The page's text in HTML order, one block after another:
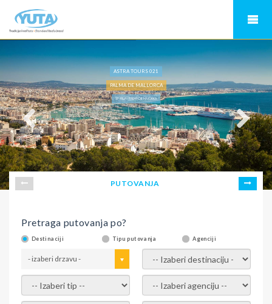
ASTRA TOURS 021
PALMA DE MALLORCA
ŠPANIJA - PALMA DE MAJORKA
PUTOVANJA
Pretraga putovanja po?
Destinaciji Tipu putovanja Agenciji
- izaberi drzavu - - izaberi destinaciju -
- izaberi tip - - izaberi agenciju -